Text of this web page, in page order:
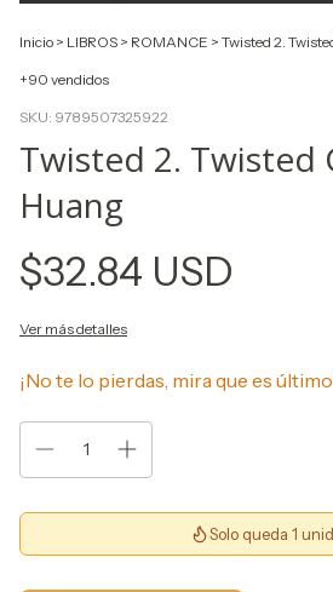
Inicio > LIBROS > ROMANCE > Twisted 2.
+90 vendidos
SKU: 9789507325922
Twisted 2. Twisted
Huang
$32.84 USD
Ver más detalles
¡No te lo pierdas, mira que es
Solo queda 1